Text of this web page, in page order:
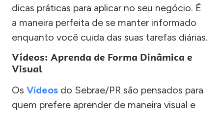
dicas práticas para aplicar no seu negócio. É
a maneira perfeita de se manter informado
enquanto você cuida das suas tarefas diárias.
Vídeos: Aprenda de Forma Dinâmica e
Visual
Os Vídeos do Sebrae/PR são pensados para
quem prefere aprender de maneira visual e